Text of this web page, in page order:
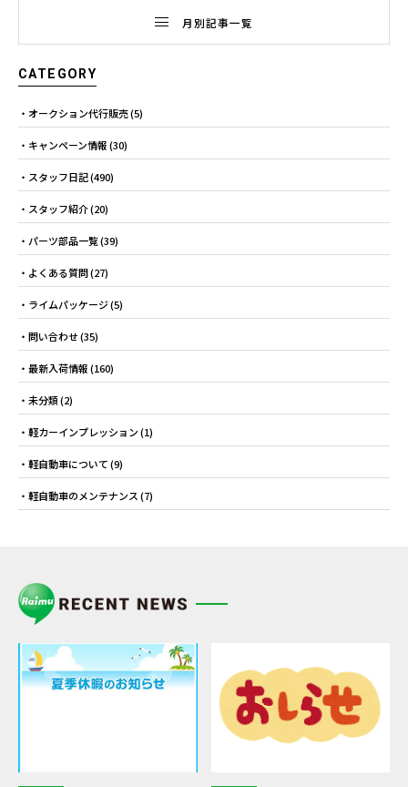
月別記事一覧
CATEGORY
オークション代行販売(5)
キャンペーン情報(30)
スタッフ日記(490)
スタッフ紹介(20)
パーツ部品一覧(39)
よくある質問(27)
ライムパッケージ(5)
問い合わせ(35)
最新入荷情報(160)
未分類(2)
軽カーインプレッション(1)
軽自動車について(9)
軽自動車のメンテナンス(7)